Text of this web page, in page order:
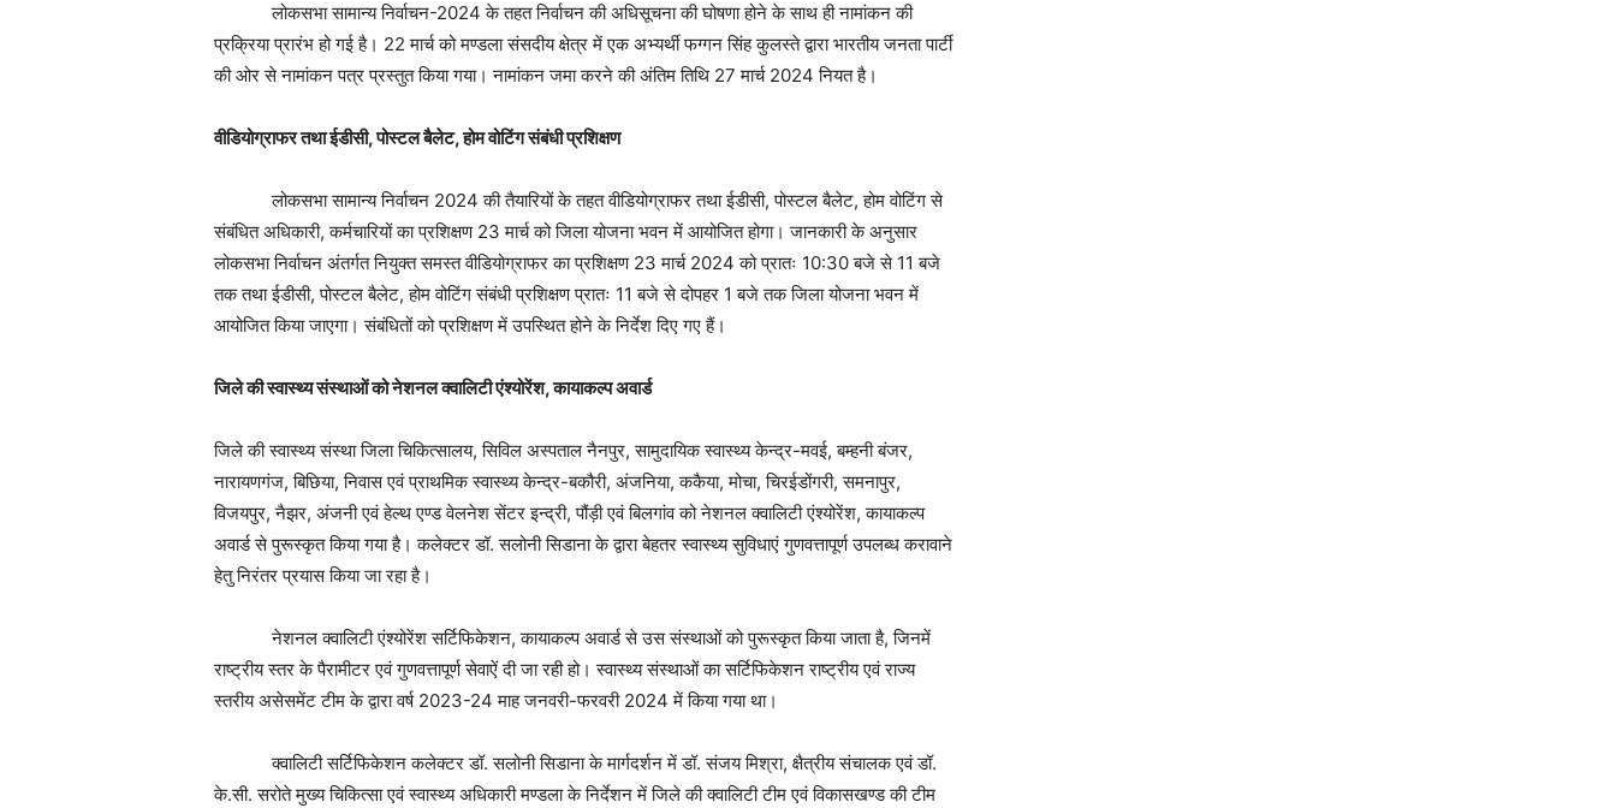
लोकसभा सामान्य निर्वाचन-2024 के तहत निर्वाचन की अधिसूचना की घोषणा होने के साथ ही नामांकन की
प्रक्रिया प्रारंभ हो गई है। 22 मार्च को मण्डला संसदीय क्षेत्र में एक अभ्यर्थी फग्गन सिंह कुलस्ते द्वारा भारतीय जनता पार्टी
की ओर से नामांकन पत्र प्रस्तुत किया गया। नामांकन जमा करने की अंतिम तिथि 27 मार्च 2024 नियत है।
वीडियोग्राफर तथा ईडीसी, पोस्टल बैलेट, होम वोटिंग संबंधी प्रशिक्षण
लोकसभा सामान्य निर्वाचन 2024 की तैयारियों के तहत वीडियोग्राफर तथा ईडीसी, पोस्टल बैलेट, होम वोटिंग से
संबंधित अधिकारी, कर्मचारियों का प्रशिक्षण 23 मार्च को जिला योजना भवन में आयोजित होगा। जानकारी के अनुसार
लोकसभा निर्वाचन अंतर्गत नियुक्त समस्त वीडियोग्राफर का प्रशिक्षण 23 मार्च 2024 को प्रातः 10:30 बजे से 11 बजे
तक तथा ईडीसी, पोस्टल बैलेट, होम वोटिंग संबंधी प्रशिक्षण प्रातः 11 बजे से दोपहर 1 बजे तक जिला योजना भवन में
आयोजित किया जाएगा। संबंधितों को प्रशिक्षण में उपस्थित होने के निर्देश दिए गए हैं।
जिले की स्वास्थ्य संस्थाओं को नेशनल क्वालिटी एंश्योरेंश, कायाकल्प अवार्ड
जिले की स्वास्थ्य संस्था जिला चिकित्सालय, सिविल अस्पताल नैनपुर, सामुदायिक स्वास्थ्य केन्द्र-मवई, बम्हनी बंजर,
नारायणगंज, बिछिया, निवास एवं प्राथमिक स्वास्थ्य केन्द्र-बकौरी, अंजनिया, ककैया, मोचा, चिरईडोंगरी, समनापुर,
विजयपुर, नैझर, अंजनी एवं हेल्थ एण्ड वेलनेश सेंटर इन्द्री, पौंड़ी एवं बिलगांव को नेशनल क्वालिटी एंश्योरेंश, कायाकल्प
अवार्ड से पुरूस्कृत किया गया है। कलेक्टर डॉ. सलोनी सिडाना के द्वारा बेहतर स्वास्थ्य सुविधाएं गुणवत्तापूर्ण उपलब्ध करावाने
हेतु निरंतर प्रयास किया जा रहा है।
नेशनल क्वालिटी एंश्योरेंश सर्टिफिकेशन, कायाकल्प अवार्ड से उस संस्थाओं को पुरूस्कृत किया जाता है, जिनमें
राष्ट्रीय स्तर के पैरामीटर एवं गुणवत्तापूर्ण सेवाऐं दी जा रही हो। स्वास्थ्य संस्थाओं का सर्टिफिकेशन राष्ट्रीय एवं राज्य
स्तरीय असेसमेंट टीम के द्वारा वर्ष 2023-24 माह जनवरी-फरवरी 2024 में किया गया था।
क्वालिटी सर्टिफिकेशन कलेक्टर डॉ. सलोनी सिडाना के मार्गदर्शन में डॉ. संजय मिश्रा, क्षैत्रीय संचालक एवं डॉ.
के.सी. सरोते मुख्य चिकित्सा एवं स्वास्थ्य अधिकारी मण्डला के निर्देशन में जिले की क्वालिटी टीम एवं विकासखण्ड की टीम